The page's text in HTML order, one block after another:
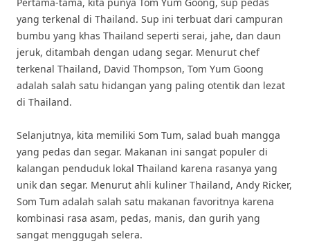
yang terkenal di Thailand. Sup ini terbuat dari campuran
bumbu yang khas Thailand seperti serai, jahe, dan daun
jeruk, ditambah dengan udang segar. Menurut chef
terkenal Thailand, David Thompson, Tom Yum Goong
adalah salah satu hidangan yang paling otentik dan lezat
di Thailand.
Selanjutnya, kita memiliki Som Tum, salad buah mangga
yang pedas dan segar. Makanan ini sangat populer di
kalangan penduduk lokal Thailand karena rasanya yang
unik dan segar. Menurut ahli kuliner Thailand, Andy Ricker,
Som Tum adalah salah satu makanan favoritnya karena
kombinasi rasa asam, pedas, manis, dan gurih yang
sangat menggugah selera.